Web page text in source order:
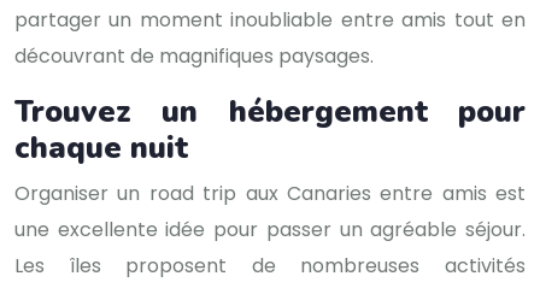
partager un moment inoubliable entre amis tout en
découvrant de magnifiques paysages.
Trouvez un hébergement pour
chaque nuit
Organiser un road trip aux Canaries entre amis est
une excellente idée pour passer un agréable séjour.
Les îles proposent de nombreuses activités